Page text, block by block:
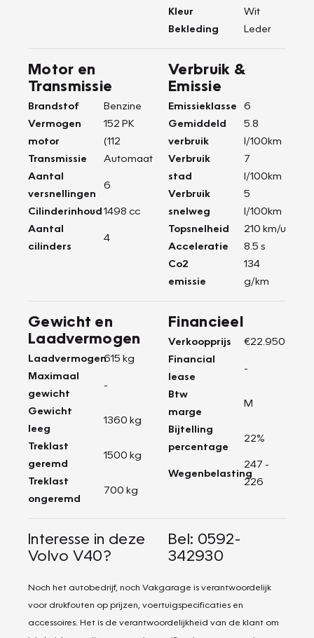
Kleur
Wit
Bekleding
Leder
Motor en
Transmissie
Brandstof
Benzine
Vermogen
motor
152 PK
(112
Transmissie
Automaat
Aantal
versnellingen
6
Cilinderinhoud1498 cc
Aantal
cilinders
4
Verbruik &
Emissie
Emissieklasse
6
Gemiddeld
verbruik
5.8
l/100km
Verbruik
stad
7
l/100km
Verbruik
snelweg
5
l/100km
Topsnelheid
210 km/u
Acceleratie
8.5 s
Co2
emissie
134
g/km
Gewicht en
Laadvermogen
Laadvermogen615 kg
Maximaal
gewicht
-
Gewicht
leeg
1360 kg
Treklast
geremd
1500 kg
Treklast
ongeremd
700 kg
Financieel
Verkoopprijs
€22.950
Financial
lease
-
Btw
marge
M
Bijtelling
percentage
22%
Wegenbelasting
247 -
226
Interesse in deze
Volvo V40?
Bel: 0592-
342930
Noch het autobedrijf, noch Vakgarage is verantwoordelijk
voor drukfouten op prijzen, voertuigspecificaties en
accessoires. Het is de verantwoordelijkheid van de klant om